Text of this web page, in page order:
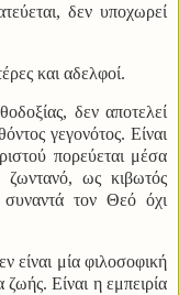
δεν υποχωρεί
και αδελφοί.
δεν αποτελεί
γεγονότος. Είναι
πορεύεται μέσα
ως κιβωτός
τον Θεό όχι
είναι μία φιλοσοφική
Είναι η εμπειρία